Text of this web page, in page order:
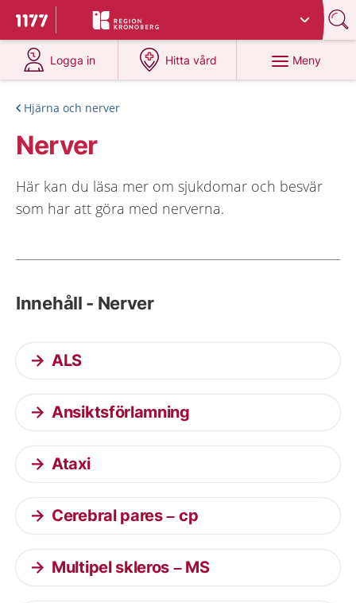
Till startsidan för 1177
Du har valt region
Logga in
på 1177.se
Hitta vård
på 1177.se
Meny
Hjärna och nerver
Nerver
Här kan du läsa mer om sjukdomar och besvär
som har att göra med nerverna.
Innehåll - Nerver
ALS
Ansiktsförlamning
Ataxi
Cerebral pares – cp
Multipel skleros – MS